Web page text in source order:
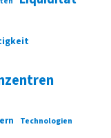
Technologien